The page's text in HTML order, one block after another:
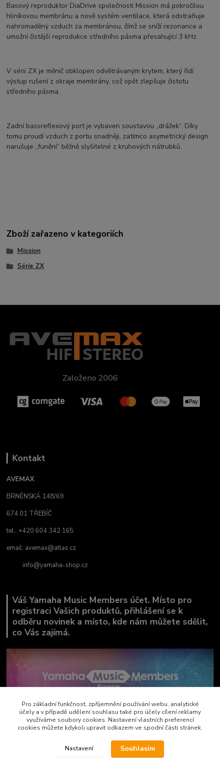
Basový reproduktor DiaDrive společnosti Mission má pokročilou
hliníkovou membránu a nově systém ventilace, která odstraňuje
nahromaděný vzduch za membránou, čímž se sníží rezonance a
umožní čistější reprodukce středního pásma přesahující 3 kHz.
V sérii ZX je měnič obklopen odvětrávaným krytem, který řídí
výstup rušení z okraje membrány, což opět zlepšuje čistotu
středního pásma.
Zadní bassreflexový port je vybaven soustavou „drážek“. Díky
tomu proudí vzduch z portu snadněji, zatímco asymetrický design
narušuje „funění“ běžně slyšitelné z kruhových nátrubků.
Zboží zařazeno v kategoriích
Mission
Série ZX
Založeno 2006
Kontakt
AVEMAX
BRNĚNSKÁ 148/69
674 01 TŘEBÍČ
tel.: +420 604 342 165
email: avemax@atlas.cz
info@yamaha-shop.cz
Váš Yamaha Music Members účet. Místo pro
registraci Vašich produktů, přihlášení se k
odběru novinek a místo, kde nám můžete sdělit,
co Vás zajímá.
Pro základní funkčnost, zpříjemnění používání webu, analytické
účely a v případě udělení souhlasu také pro účely cílení reklamy
využíváme soubory cookies. Nastavení vlastních preferencí
cookies můžete kdykoli upravit odkazem ve spodní části stránek.
Nastavení Souhlasím